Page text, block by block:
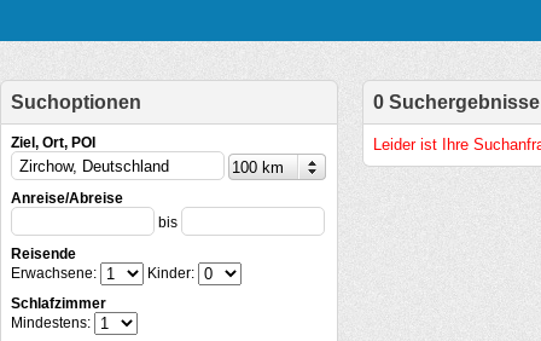
Suchoptionen
Ziel, Ort, POI
Anreise/Abreise
bis
Reisende
Erwachsene:
Kinder:
Schlafzimmer
Mindestens:
0 Suchergebnisse
Leider ist Ihre